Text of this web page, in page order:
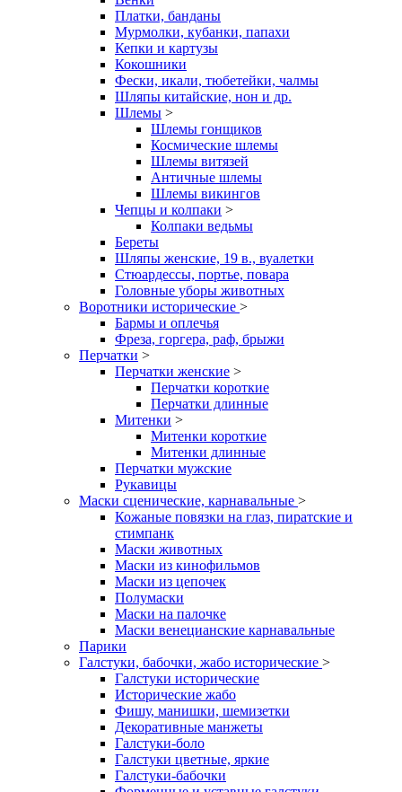
Платки, банданы
Мурмолки, кубанки, папахи
Кепки и картузы
Кокошники
Фески, икали, тюбетейки, чалмы
Шляпы китайские, нон и др.
Шлемы >
Шлемы гонщиков
Космические шлемы
Шлемы витязей
Античные шлемы
Шлемы викингов
Чепцы и колпаки >
Колпаки ведьмы
Береты
Шляпы женские, 19 в., вуалетки
Стюардессы, портье, повара
Головные уборы животных
Воротники исторические >
Бармы и оплечья
Фреза, горгера, раф, брыжи
Перчатки >
Перчатки женские >
Перчатки короткие
Перчатки длинные
Митенки >
Митенки короткие
Митенки длинные
Перчатки мужские
Рукавицы
Маски сценические, карнавальные >
Кожаные повязки на глаз, пиратские и
стимпанк
Маски животных
Маски из кинофильмов
Маски из цепочек
Полумаски
Маски на палочке
Маски венецианские карнавальные
Парики
Галстуки, бабочки, жабо исторические >
Галстуки исторические
Исторические жабо
Фишу, манишки, шемизетки
Декоративные манжеты
Галстуки-боло
Галстуки цветные, яркие
Галстуки-бабочки